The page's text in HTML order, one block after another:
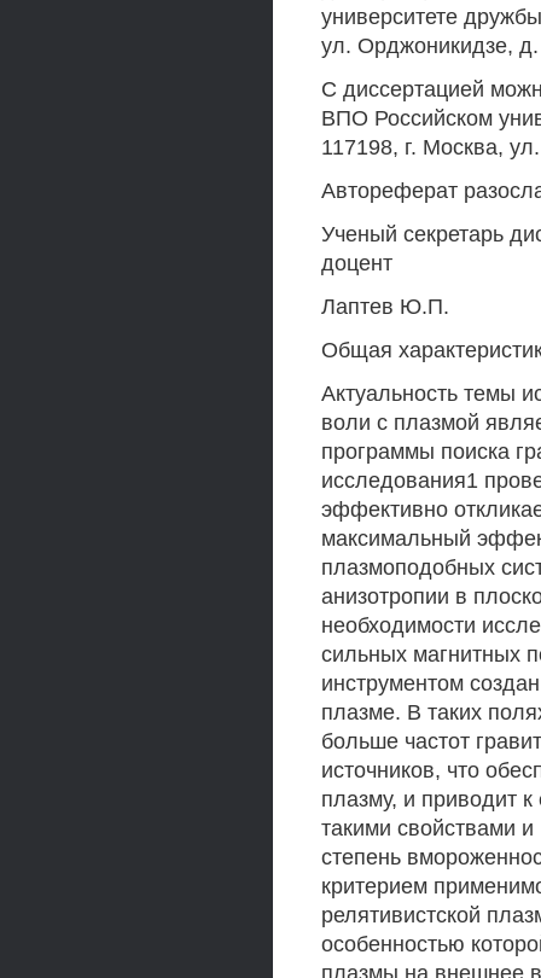
университете
ул. Орджоникидзе,
С диссертацией
ВПО Российском
117198, г. Москва,
Автореферат
Ученый секретарь
доцент
Лаптев Ю.П.
Общая
Актуальность темы
воли с плазмой
программы поиска
исследования1
эффективно
максимальный
плазмоподобных
анизотропии в
необходимости
сильных магнитных
инструментом
плазме. В таких
больше частот
источников, что
плазму, и приводит
такими свойствами
степень
критерием
релятивистской
особенностью
плазмы на внешнее